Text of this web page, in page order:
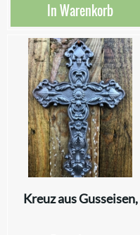
In Warenkorb
Kreuz aus Gusseisen,